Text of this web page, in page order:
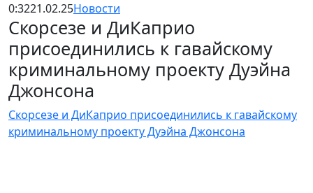
0:3221.02.25Новости
Скорсезе и ДиКаприо
присоединились к гавайскому
криминальному проекту Дуэйна
Джонсона
Скорсезе и ДиКаприо присоединились к гавайскому
криминальному проекту Дуэйна Джонсона